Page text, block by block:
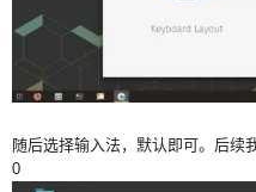
随后选择输入法，默认即可。后续
0